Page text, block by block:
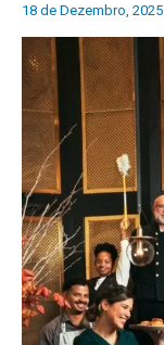
18 de Dezembro, 2025